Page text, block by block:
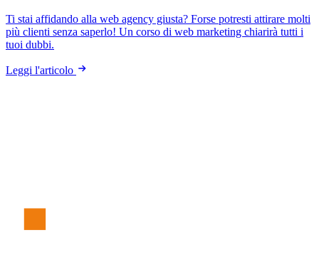
Ti stai affidando alla web agency giusta? Forse potresti attirare molti
più clienti senza saperlo! Un corso di web marketing chiarirà tutti i
tuoi dubbi.
Leggi l'articolo